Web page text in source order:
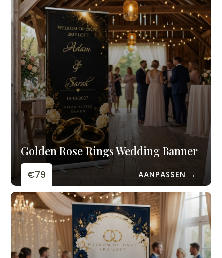
Golden Rose Rings Wedding Banner
€79 AANPASSEN →